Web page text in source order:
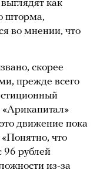
как
шторма,
во мнении, что
скорее
прежде всего
движение пока
«Понятно, что
96 рублей
из-за